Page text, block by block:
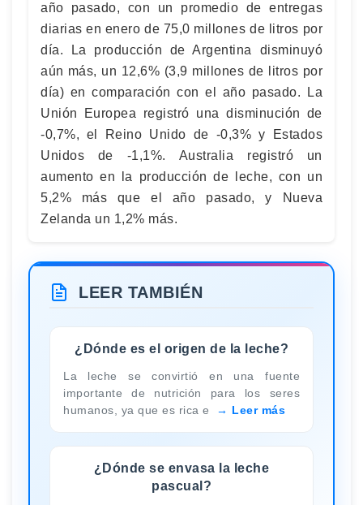
año pasado, con un promedio de entregas
diarias en enero de 75,0 millones de litros por
día. La producción de Argentina disminuyó
aún más, un 12,6% (3,9 millones de litros por
día) en comparación con el año pasado. La
Unión Europea registró una disminución de
-0,7%, el Reino Unido de -0,3% y Estados
Unidos de -1,1%. Australia registró un
aumento en la producción de leche, con un
5,2% más que el año pasado, y Nueva
Zelanda un 1,2% más.
LEER TAMBIÉN
¿Dónde es el origen de la leche?
La leche se convirtió en una fuente
importante de nutrición para los seres
humanos, ya que es rica e
Leer más
¿Dónde se envasa la leche
pascual?